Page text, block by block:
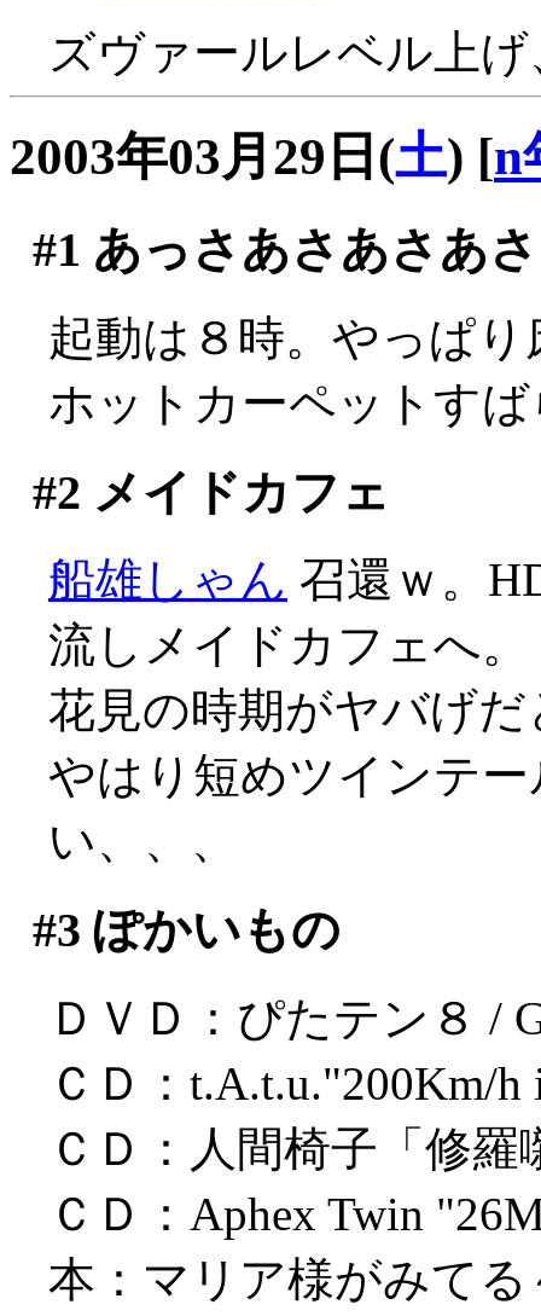
ズヴァールレベル上
2003年03月29日(土) [n
#1 あっさあさあさあ
起動は８時。やっぱ
ホットカーペットす
#2 メイドカフェ
船雄しゃん 召還ｗ。
流しメイドカフェへ。
花見の時期がヤバげ
やはり短めツインテ
い、、、
#3 ぽかいもの
ＤＶＤ：ぴたテン８ /
ＣＤ：t.A.t.u."200Km/h
ＣＤ：人間椅子「修羅
ＣＤ：Aphex Twin
本：マリア様がみてる